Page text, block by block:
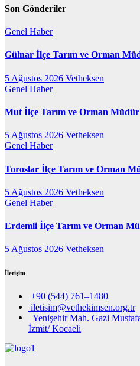
Son Gönderiler
Genel Haber
Gülnar İlçe Tarım ve Orman
5 Ağustos 2026 Vetheksen
Genel Haber
Mut İlçe Tarım ve Orman
5 Ağustos 2026 Vetheksen
Genel Haber
Toroslar İlçe Tarım ve Orman
5 Ağustos 2026 Vetheksen
Genel Haber
Erdemli İlçe Tarım ve Orman
5 Ağustos 2026 Vetheksen
İletişim
+90 (544) 761–1480
iletisim@vethekimsen.org.tr
Yenişehir Mah. Gazi
İzmit/ Kocaeli